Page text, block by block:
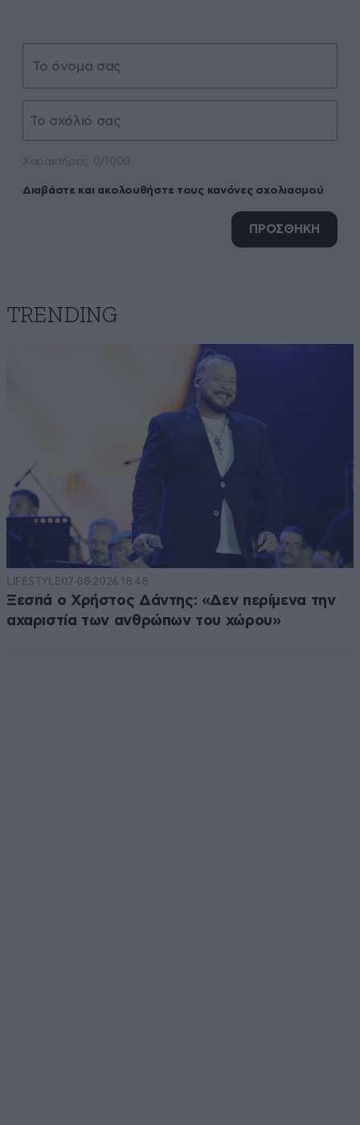
Διαβάστε και ακολουθήστε τους κανόνες σχολιασμού
ΠΡΟΣΘΗΚΗ
TRENDING
LIFESTYLE07·08·2026 18:48
Ξεσπά ο Χρήστος Δάντης: «Δεν περίμενα την
αχαριστία των ανθρώπων του χώρου»